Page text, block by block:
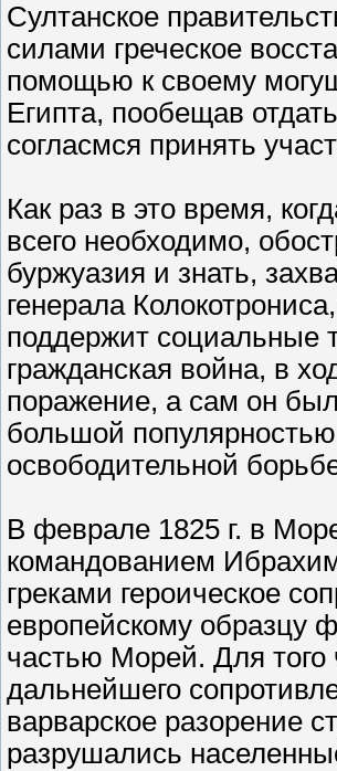
Султанское
силами греческое
помощью к своему
Египта, пообещав
согласмся принять
Как раз в это время,
всего необходимо,
буржуазия и знать,
генерала
поддержит социальные
гражданская война, в
поражение, а сам он
большой
освободительной
В феврале 1825 г. в
командованием
греками героическое
европейскому образцу
частью Морей. Для того
дальнейшего
варварское разорение
разрушались